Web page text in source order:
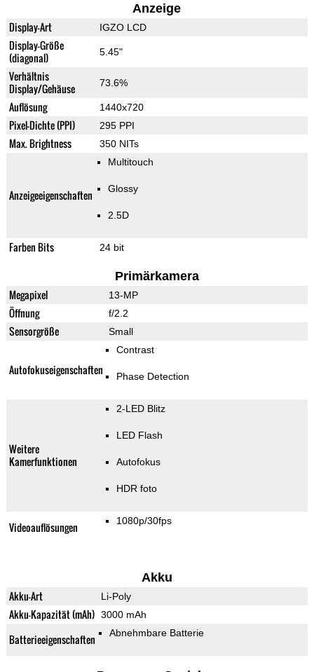
Anzeige
Display-Art IGZO LCD
Display-Größe
(diagonal)
5.45"
Verhältnis
Display/Gehäuse
73.6%
Auflösung 1440x720
Pixel-Dichte (PPI) 295 PPI
Max. Brightness 350 NITs
Anzeigeeigenschaften
Multitouch
Glossy
2.5D
Farben Bits 24 bit
Primärkamera
Megapixel 13-MP
Öffnung f/2.2
Sensorgröße Small
Autofokuseigenschaften
Contrast
Phase Detection
Weitere
Kamerfunktionen
2-LED Blitz
LED Flash
Autofokus
HDR foto
Videoauflösungen 1080p/30fps
Akku
Akku-Art Li-Poly
Akku-Kapazität (mAh) 3000 mAh
Batterieeigenschaften Abnehmbare Batterie